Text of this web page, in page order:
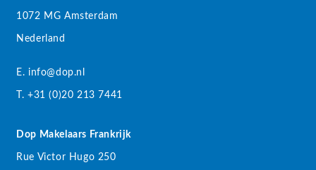
1072 MG Amsterdam
Nederland
E. info@dop.nl
T. +31 (0)20 213 7441
Dop Makelaars Frankrijk
Rue Victor Hugo 250